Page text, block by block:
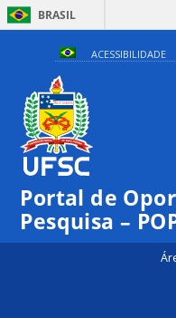
BRASIL
ACESSIBILIDADE
Portal de
Pesquisa –